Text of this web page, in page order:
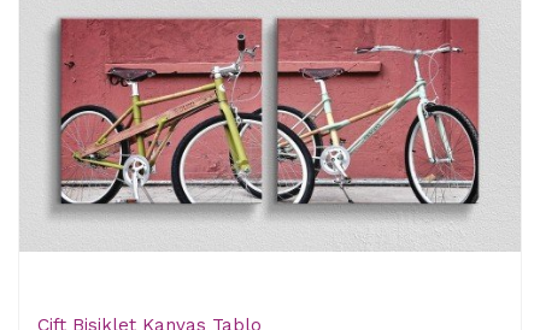
Çift Bisiklet Kanvas Tablo